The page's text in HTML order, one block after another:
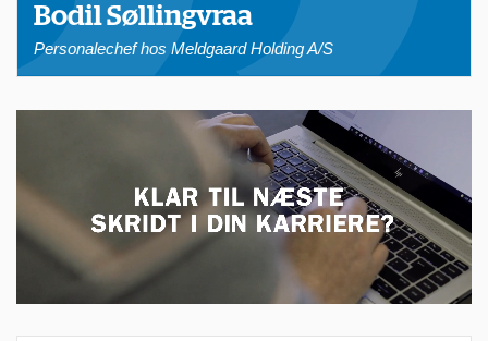
Bodil Søllingvraa
Personalechef hos Meldgaard Holding A/S
e
-
i
n